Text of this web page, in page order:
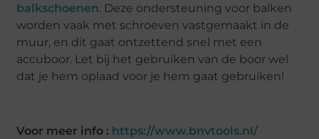
balkschoenen. Deze ondersteuning voor balken
worden vaak met schroeven vastgemaakt in de
muur, en dit gaat ontzettend snel met een
accuboor. Let bij het gebruiken van de boor wel
dat je hem oplaad voor je hem gaat gebruiken!
Voor meer info : https://www.bnvtools.nl/